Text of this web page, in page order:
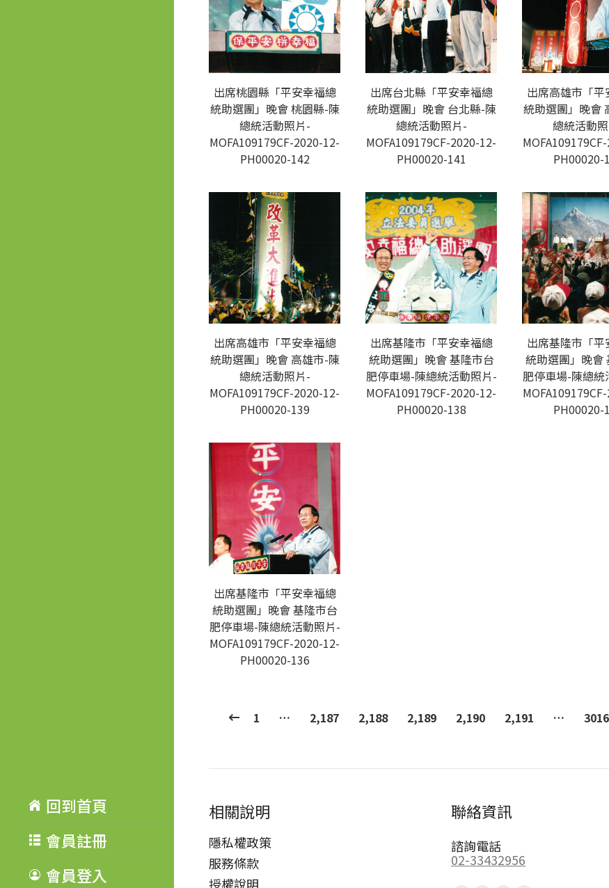
回到首頁
會員註冊
會員登入
出席桃園縣「平安幸福總
統助選團」晚會 桃園縣-陳
總統活動照片-
MOFA109179CF-2020-12-
PH00020-142
出席台北縣「平安幸福總
統助選團」晚會 台北縣-陳
總統活動照片-
MOFA109179CF-2020-12-
PH00020-141
出席高雄市「平
統助選團」晚會
總統活動
PH00020-
出席高雄市「平安幸福總
統助選團」晚會 高雄市-陳
總統活動照片-
MOFA109179CF-2020-12-
PH00020-139
出席基隆市「平安幸福總
統助選團」晚會 基隆市台
肥停車場-陳總統活動照片-
MOFA109179CF-2020-12-
PH00020-138
出席基隆市「平
統助選團」晚會
肥停車場-陳總統
PH00020-
出席基隆市「平安幸福總
統助選團」晚會 基隆市台
肥停車場-陳總統活動照片-
MOFA109179CF-2020-12-
PH00020-136
1 … 2,187 2,188 2,189 2,190 2,191 … 3016
相關說明
隱私權政策
服務條款
授權說明
聯絡資訊
諮詢電話
02-33432956